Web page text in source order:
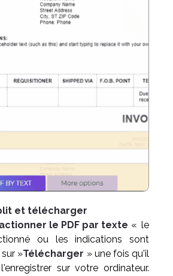
et télécharger
le PDF par texte « le
ou les indications sont
»Télécharger » une fois qu'il
sur votre ordinateur.